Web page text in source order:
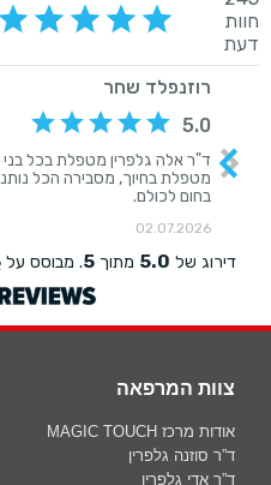
צוות המרפאה
אודות מרכז MAGIC TOUCH
ד”ר סוזנה גלפרין
ד”ר אדי גלפרין